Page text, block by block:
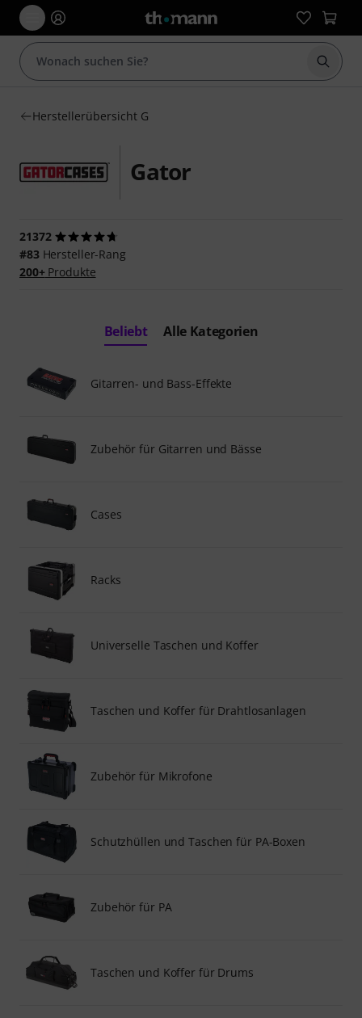
Suche
Herstellerübersicht G
Gator
21372
#83Hersteller-Rang
200+Produkte
Beliebt Alle Kategorien
Gitarren- und Bass-Effekte
Zubehör für Gitarren und Bässe
Cases
Racks
Universelle Taschen und Koffer
Taschen und Koffer für Drahtlosanlagen
Zubehör für Mikrofone
Schutzhüllen und Taschen für PA-Boxen
Zubehör für PA
Taschen und Koffer für Drums